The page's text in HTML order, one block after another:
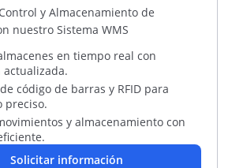
y Almacenamiento de
nuestro Sistema WMS
en tiempo real con
código de barras y RFID para
preciso.
y almacenamiento con
Solicitar información